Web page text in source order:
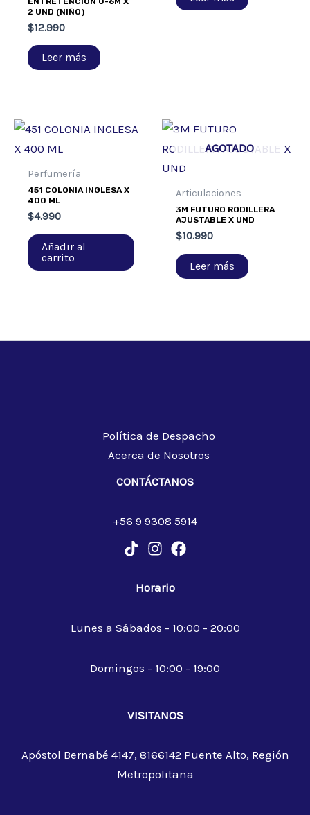
2 UND (NIÑO)
$12.990
Leer más
Perfumería
451 COLONIA INGLESA X
400 ML
$4.990
Añadir al
carrito
AGOTADO
Articulaciones
3M FUTURO RODILLERA
AJUSTABLE X UND
$10.990
Leer más
Política de Despacho
Acerca de Nosotros
CONTÁCTANOS
+56 9 9308 5914
Horario
Lunes a Sábados - 10:00 - 20:00
Domingos - 10:00 - 19:00
VISITANOS
Apóstol Bernabé 4147, 8166142 Puente Alto, Región
Metropolitana